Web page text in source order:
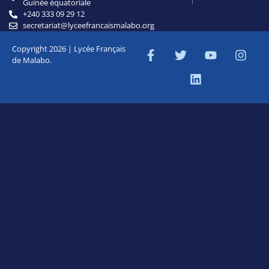
Guinée équatoriale
+240 333 09 29 12
secretariat@lyceefrancaismalabo.org
Copyright 2026 | Lycée Français
de Malabo.